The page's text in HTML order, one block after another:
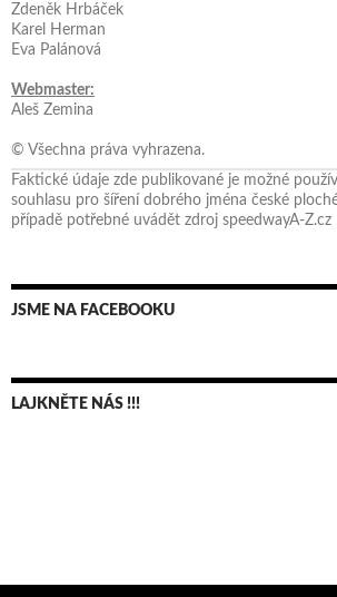
Zdeněk Hrbáček
Karel Herman
Eva Palánová
Webmaster:
Aleš Zemina
© Všechna práva vyhrazena.
Faktické údaje zde publikované je možné
souhlasu pro šíření dobrého jména české
případě potřebné uvádět zdroj speedwayA-Z.cz
JSME NA FACEBOOKU
LAJKNĚTE NÁS !!!